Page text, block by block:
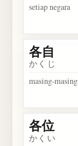
setiap negara
各自
かくじ
masing-masing
各位
かくい